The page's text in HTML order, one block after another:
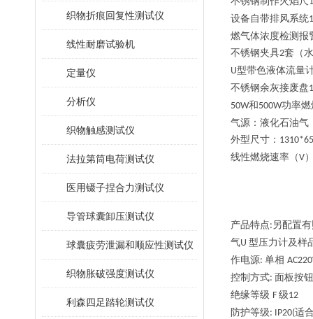
织物折痕回复性测试仪
线性耐磨试验机
定量仪
分析仪
织物触感测试仪
法拉第筒电荷测试仪
医用镊子捏合力测试仪
导管球囊卸压测试仪
球囊疲劳泄漏和顺应性测试仪
织物胀破强度测试仪
利森四足踏轮测试仪
设备自带排风系统1
燃气体浓度检测报
不锈钢夹具2套（
U型带色液体流量
不锈钢余灰接废盘1
50W和 500W功率
气源：液化石油气
外型尺寸：
线性燃烧速率（V
产品特点: 另配置
气U 型压力计及样
作电源: 单相
控制方式: 面板按
绝缘等级 F 级12
防护等级: IP20(适